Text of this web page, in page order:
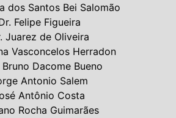
dos Santos Bei Salomão
Felipe Figueira
Juarez de Oliveira
Vasconcelos Herradon
Dacome Bueno
Antonio Salem
Antônio Costa
Rocha Guimarães